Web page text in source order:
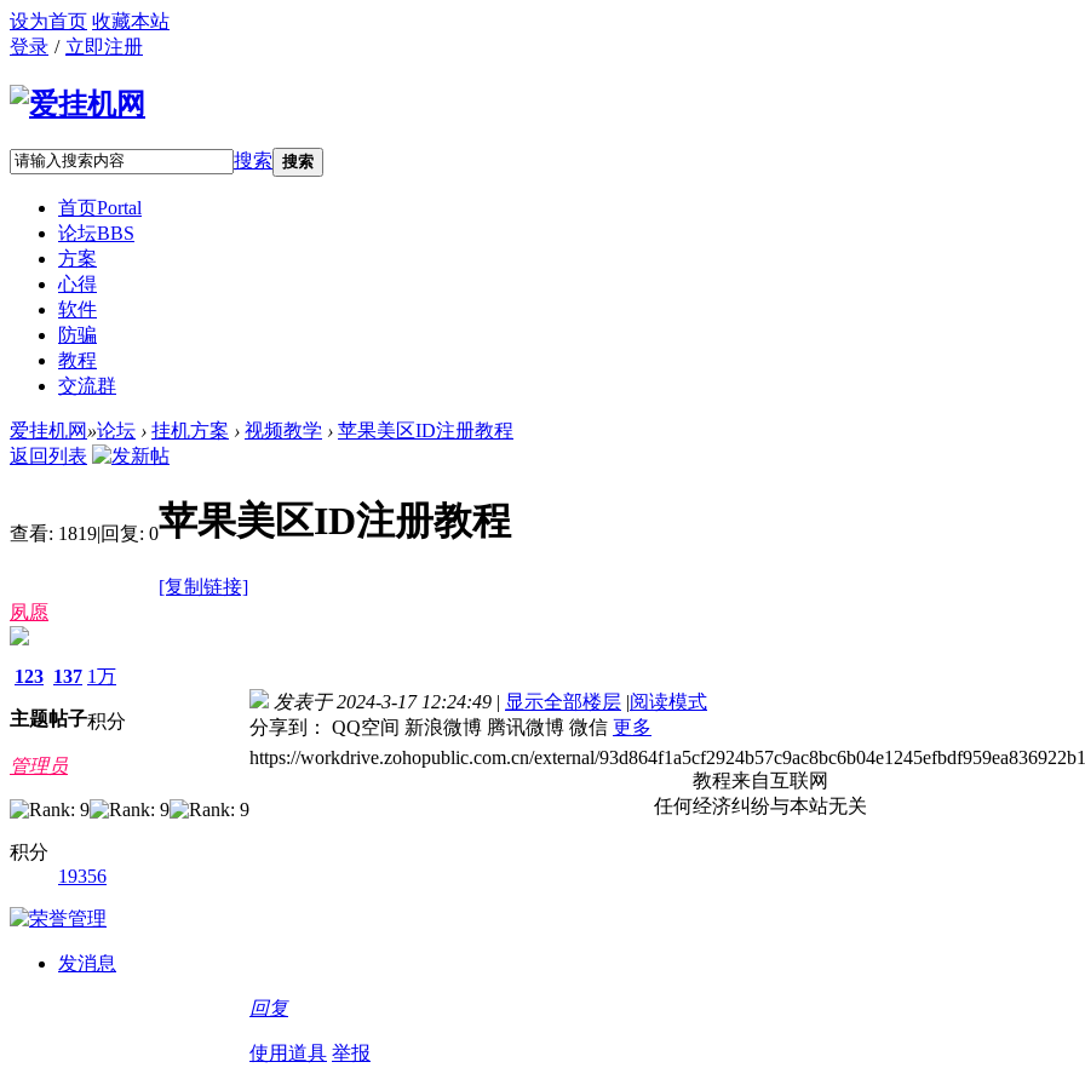
设为首页 收藏本站
登录 / 立即注册
搜索 搜索
首页Portal
论坛BBS
方案
心得
软件
防骗
教程
交流群
爱挂机网 »论坛 › 挂机方案 › 视频教学 › 苹果美区ID注册教程
返回列表
查看: 1819|回复: 0苹果美区ID注册教程
[复制链接]
夙愿
123
主题
137
帖子
1万
积分
管理员
积分
19356
发消息
发表于 2024-3-17 12:24:49 | 显示全部楼层 |阅读模式
分享到：
QQ空间 新浪微博 腾讯微博 微信 更多
https://workdrive.zohopublic.com.cn/external/
教程来自互联网
任何经济纠纷与本站无关
回复
使用道具 举报